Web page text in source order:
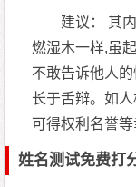
建议： 其
燃湿木一样,虽
不敢告诉他人
长于舌辩。如
可得权利名誉等
姓名测试免费打